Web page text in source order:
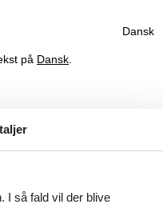
Dansk
på Dansk
bis zu 4 Personen eingerichtet.
I så fald vil der blive